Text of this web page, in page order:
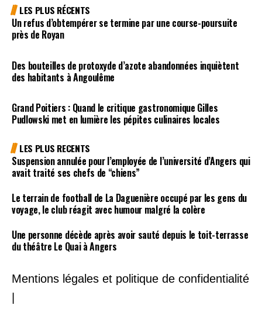
LES PLUS RÉCENTS
Un refus d’obtempérer se termine par une course-poursuite
près de Royan
Des bouteilles de protoxyde d’azote abandonnées inquiètent
des habitants à Angoulême
Grand Poitiers : Quand le critique gastronomique Gilles
Pudlowski met en lumière les pépites culinaires locales
LES PLUS RECENTS
Suspension annulée pour l’employée de l’université d’Angers qui
avait traité ses chefs de “chiens”
Le terrain de football de La Daguenière occupé par les gens du
voyage, le club réagit avec humour malgré la colère
Une personne décède après avoir sauté depuis le toit-terrasse
du théâtre Le Quai à Angers
Mentions légales et politique de confidentialité